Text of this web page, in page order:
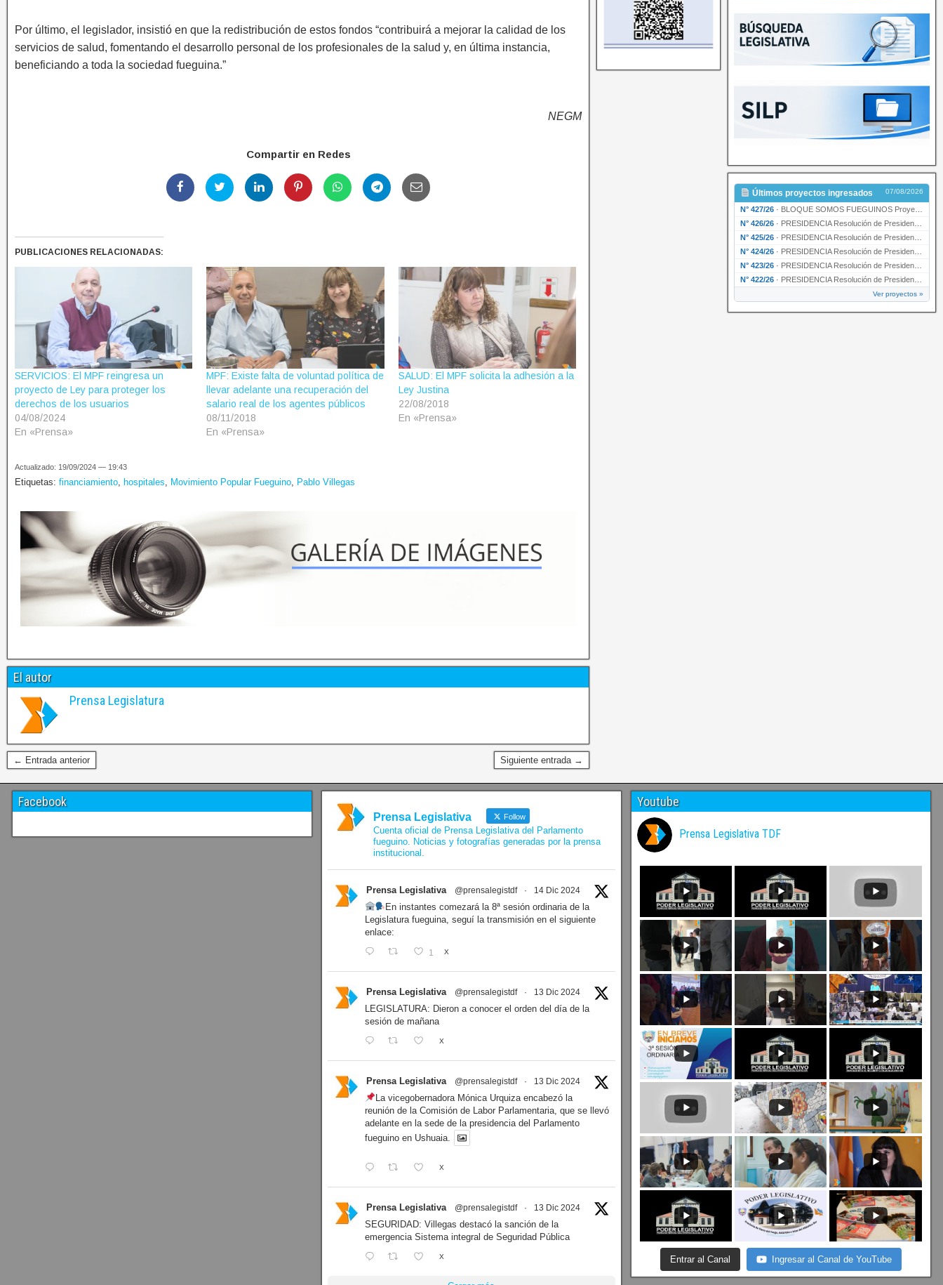
Por último, el legislador, insistió en que la redistribución de estos fondos “contribuirá a mejorar la calidad de los
servicios de salud, fomentando el desarrollo personal de los profesionales de la salud y, en última instancia,
beneficiando a toda la sociedad fueguina.”
NEGM
Compartir en Redes
PUBLICACIONES RELACIONADAS:
SERVICIOS: El MPF reingresa un
proyecto de Ley para proteger los
derechos de los usuarios
04/08/2024
En «Prensa»
MPF: Existe falta de voluntad política de
llevar adelante una recuperación del
salario real de los agentes públicos
08/11/2018
En «Prensa»
SALUD: El MPF solicita la adhesión a la
Ley Justina
22/08/2018
En «Prensa»
Actualizado: 19/09/2024 — 19:43
Etiquetas: financiamiento, hospitales, Movimiento Popular Fueguino, Pablo Villegas
El autor
Prensa Legislatura
← Entrada anterior Siguiente entrada →
Últimos proyectos ingresados 07/08/2026
N° 427/26 · BLOQUE SOMOS FUEGUINOS Proyecto de Declaración declarando de interés provincial PRESIDENCI…
N° 426/26 · PRESIDENCIA Resolución de Presidencia N° 216/26 declarando de interés provincial la labor …
N° 425/26 · PRESIDENCIA Resolución de Presidencia N° 212/26 declarando de interés provincial el “50° A…
N° 424/26 · PRESIDENCIA Resolución de Presidencia Nº 210/26 declarando de interés provincial el proyec…
N° 423/26 · PRESIDENCIA Resolución de Presidencia Nº 209/26 declarando de interés provincial la presen…
N° 422/26 · PRESIDENCIA Resolución de Presidencia N° 200/26 para su ratificación.
Ver proyectos »
Facebook
Prensa Legislativa Follow
Cuenta oficial de Prensa Legislativa del Parlamento
fueguino. Noticias y fotografías generadas por la prensa
institucional.
Prensa Legislativa @prensalegistdf · 14 Dic 2024
En instantes comezará la 8ª sesión ordinaria de la
Legislatura fueguina, seguí la transmisión en el siguiente
enlace:
1 X
Prensa Legislativa @prensalegistdf · 13 Dic 2024
LEGISLATURA: Dieron a conocer el orden del día de la
sesión de mañana
X
Prensa Legislativa @prensalegistdf · 13 Dic 2024
La vicegobernadora Mónica Urquiza encabezó la
reunión de la Comisión de Labor Parlamentaria, que se llevó
adelante en la sede de la presidencia del Parlamento
fueguino en Ushuaia.
X
Prensa Legislativa @prensalegistdf · 13 Dic 2024
SEGURIDAD: Villegas destacó la sanción de la
emergencia Sistema integral de Seguridad Pública
X
Youtube
Prensa Legislativa TDF
Entrar al Canal Ingresar al Canal de YouTube